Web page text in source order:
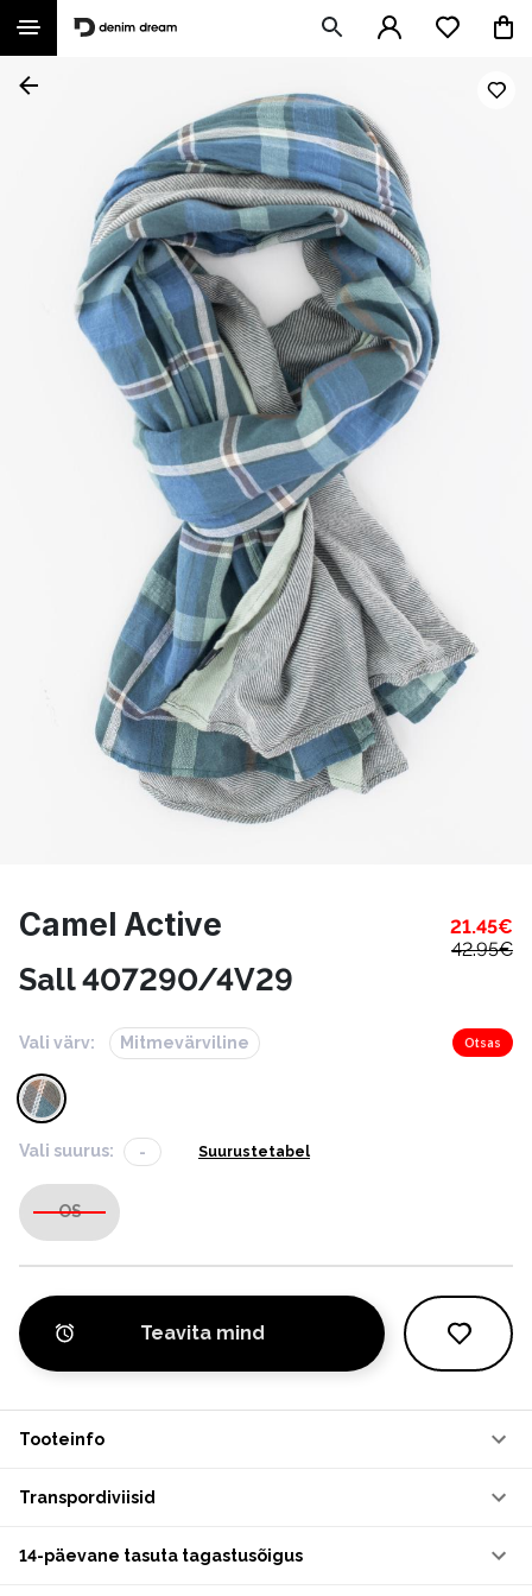
Camel Active 21.45€
42.95€
Sall 407290/4V29
Vali värv: Mitmevärviline Otsas
Vali suurus: - Suurustetabel
OS
Teavita mind
Tooteinfo
Transpordiviisid
14-päevane tasuta tagastusõigus